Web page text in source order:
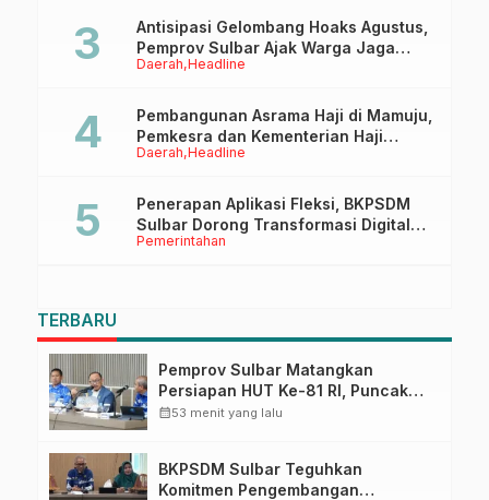
Daerah Headline
Antisipasi Gelombang Hoaks Agustus,
Pemprov Sulbar Ajak Warga Jaga
Ruang Digital
Daerah Headline
Pembangunan Asrama Haji di Mamuju,
Pemkesra dan Kementerian Haji
Sulbar Tinjau Lokasi
Pemerintahan
Penerapan Aplikasi Fleksi, BKPSDM
Sulbar Dorong Transformasi Digital
Sistem Kehadiran ASN
TERBARU
Pemprov Sulbar Matangkan
Persiapan HUT Ke-81 RI, Puncak
Upacara di Lapangan Ahmad
calendar_month53 menit yang lalu
BKPSDM Sulbar Teguhkan
Komitmen Pengembangan